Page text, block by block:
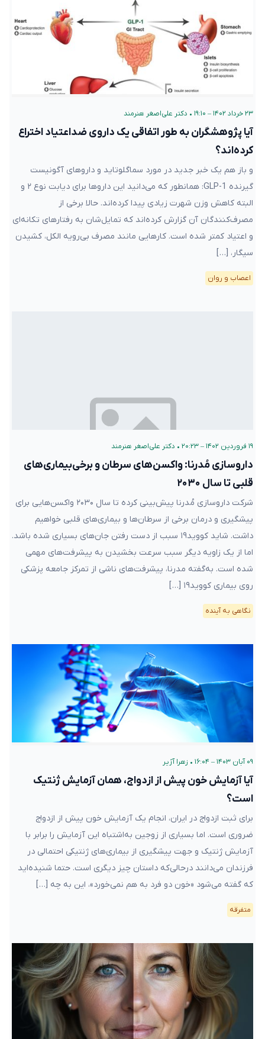
۲۳ خرداد ۱۴۰۲ – ۱۹:۱۰ • دکتر علی‌اصغر هنرمند
آیا پژوهشگران به طور اتفاقی یک داروی ضداعتیاد اختراع
کرده‌اند؟
و باز هم یک خبر جدید در مورد سماگلوتاید و داروهای آگونیست
گیرنده GLP-1: همانطور که می‌دانید این داروها برای دیابت نوع ۲ و
البته کاهش وزن شهرت زیادی پیدا کرده‌اند. حالا برخی از
مصرف‌کنندگان آن گزارش کرده‌اند که تمایل‌شان به رفتارهای تکانه‌ای
و اعتیاد کمتر شده است. کارهایی مانند مصرف بی‌رویه الکل، کشیدن
سیگار، […]
اعصاب و روان
۱۹ فروردین ۱۴۰۲ – ۲۰:۲۳ • دکتر علی‌اصغر هنرمند
داروسازی مُدرنا: واکسن‌های سرطان و برخی‌بیماری‌های
قلبی تا سال ۲۰۳۰
شرکت داروسازی مُدرنا پیش‌بینی کرده تا سال ۲۰۳۰ واکسن‌هایی برای
پیشگیری و درمان برخی از سرطان‌ها و بیماری‌های قلبی خواهیم
داشت. شاید کووید۱۹ سبب از دست رفتن جان‌های بسیاری شده باشد.
اما از یک زاویه دیگر سبب سرعت بخشیدن به پیشرفت‌های مهمی‌
شده است. به‌گفته مدرنا، پیشرفت‌های ناشی از تمرکز جامعه پزشکی
روی بیماری کووید۱۹ […]
نگاهی به آینده
۰۹ آبان ۱۴۰۳ – ۱۶:۰۴ • زهرا آژیر
آیا آزمایش خون پیش از ازدواج، همان آزمایش ژنتیک
است؟
برای ثبت ازدواج در ایران، انجام یک آزمایش خون پیش از ازدواج
ضروری است. اما بسیاری از زوجین به‌اشتباه این آزمایش را برابر با
آزمایش ژنتیک و جهت پیشگیری از بیماری‌های ژنتیکی احتمالی در
فرزندان می‌دانند درحالی‌که داستان چیز دیگری است. حتما شنیده‌اید
که گفته می‌شود «خون دو فرد به هم نمی‌خورد»، این به چه […]
متفرقه